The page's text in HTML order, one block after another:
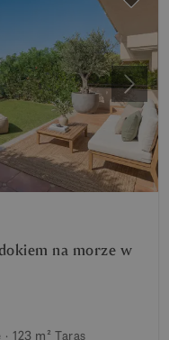
na morze w
123 m² Taras